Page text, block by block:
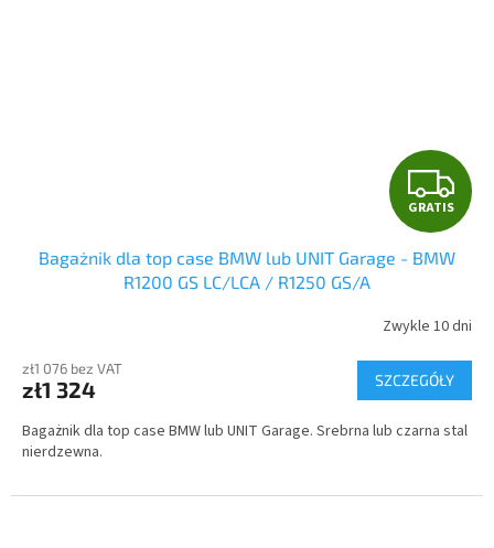
G
R
A
T
I
S
GRATIS
Bagażnik dla top case BMW lub UNIT Garage - BMW
R1200 GS LC/LCA / R1250 GS/A
Zwykle 10 dni
zł1 076 bez VAT
zł1 324 SZCZEGÓŁY
Bagażnik dla top case BMW lub UNIT Garage. Srebrna lub czarna stal
nierdzewna.